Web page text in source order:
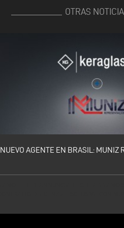
OTRAS
NUEVO AGENTE EN BRASIL: MUNIZ